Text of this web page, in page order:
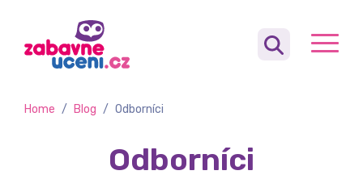
Home / Blog / Odborníci
Odborníci